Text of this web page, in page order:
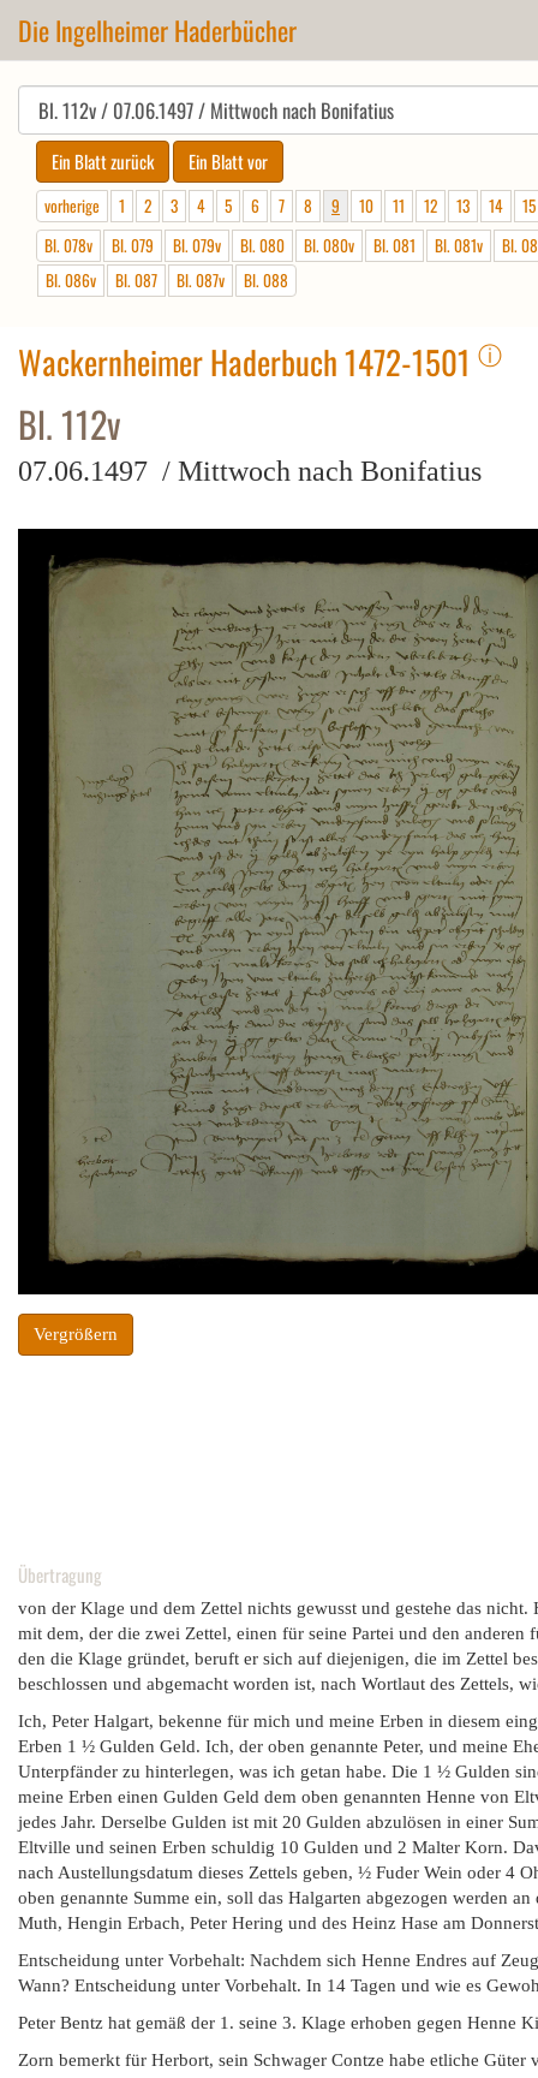
Die Ingelheimer Haderbücher
vorherige 1 2 3 4 5 6 7 8 9 10 11 12 13 14
15
Bl. 078v
Bl. 079 Bl. 079v Bl. 080 Bl. 080v Bl. 081 Bl. 081v
Bl.
Bl. 086v
Bl. 087 Bl. 087v Bl. 088
Wackernheimer Haderbuch 1472-1501 ⓘ
Bl. 112v
07.06.1497 / Mittwoch nach Bonifatius
Vergrößern
Übertragung
von der Klage und dem Zettel nichts gewusst und gestehe das
mit dem, der die zwei Zettel, einen für seine Partei und den
den die Klage gründet, beruft er sich auf diejenigen, die im Zettel
beschlossen und abgemacht worden ist, nach Wortlaut des Zettels,
Ich, Peter Halgart, bekenne für mich und meine Erben in diesem
Erben 1 ½ Gulden Geld. Ich, der oben genannte Peter, und meine
Unterpfänder zu hinterlegen, was ich getan habe. Die 1 ½ Gulden
meine Erben einen Gulden Geld dem oben genannten Henne von
jedes Jahr. Derselbe Gulden ist mit 20 Gulden abzulösen in einer
Eltville und seinen Erben schuldig 10 Gulden und 2 Malter Korn.
nach Austellungsdatum dieses Zettels geben, ½ Fuder Wein oder 4
oben genannte Summe ein, soll das Halgarten abgezogen werden
Muth, Hengin Erbach, Peter Hering und des Heinz Hase am
Entscheidung unter Vorbehalt: Nachdem sich Henne Endres auf
Wann? Entscheidung unter Vorbehalt. In 14 Tagen und wie es
Peter Bentz hat gemäß der 1. seine 3. Klage erhoben gegen Henne
Zorn bemerkt für Herbort, sein Schwager Contze habe etliche